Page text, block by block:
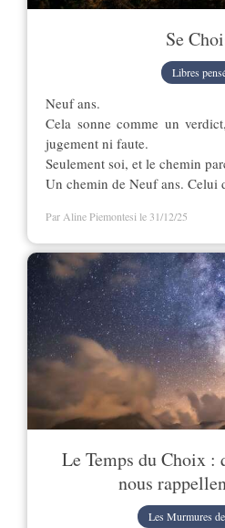
Se
Libres
Neuf ans.
Cela sonne comme un
jugement ni faute.
Seulement soi, et le chemin
Un chemin de Neuf ans. Celui
Par Aline Piemontesi le 31/12/25
Le Temps du Choix :
nous
Les Murmures